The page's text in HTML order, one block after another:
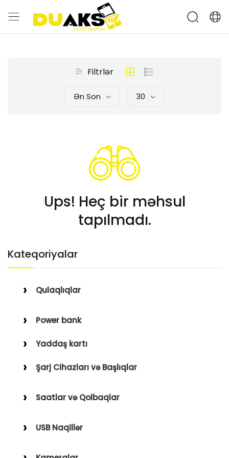
Kateqoriyalar
Qulaqlıqlar
Qulaqüstü
Power bank
Yaddaş kartı
Şarj Cihazları və Başlıqlar
Saatlar və Qolbaqlar
Saat Qolbaqları
USB Naqillər
Filtrlər
Ən Son 30
Ups! Heç bir məhsul
tapılmadı.